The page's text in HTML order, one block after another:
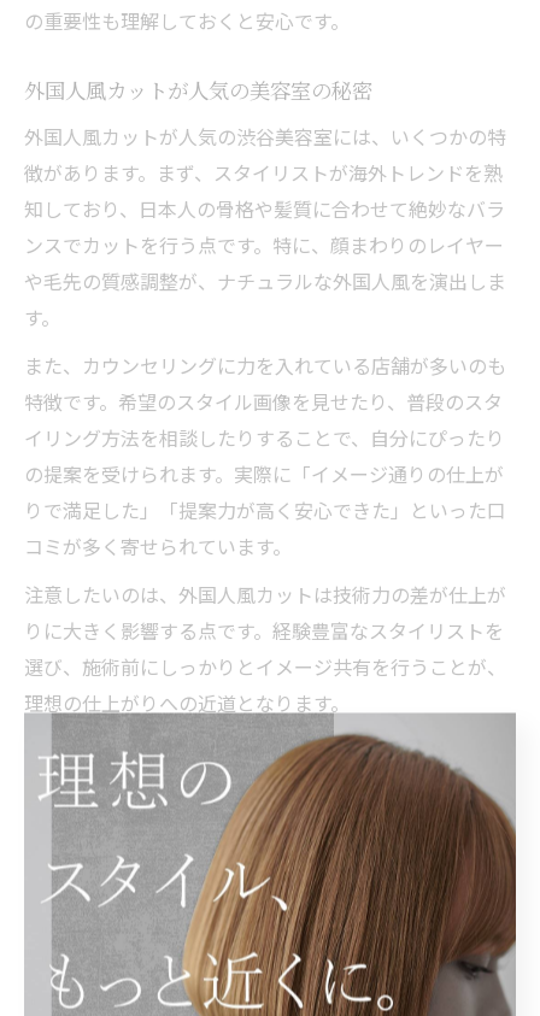
の重要性も理解しておくと安心です。
外国人風カットが人気の美容室の秘密
外国人風カットが人気の渋谷美容室には、いくつかの特
徴があります。まず、スタイリストが海外トレンドを熟
知しており、日本人の骨格や髪質に合わせて絶妙なバラ
ンスでカットを行う点です。特に、顔まわりのレイヤー
や毛先の質感調整が、ナチュラルな外国人風を演出しま
す。
また、カウンセリングに力を入れている店舗が多いのも
特徴です。希望のスタイル画像を見せたり、普段のスタ
イリング方法を相談したりすることで、自分にぴったり
の提案を受けられます。実際に「イメージ通りの仕上が
りで満足した」「提案力が高く安心できた」といった口
コミが多く寄せられています。
注意したいのは、外国人風カットは技術力の差が仕上が
りに大きく影響する点です。経験豊富なスタイリストを
選び、施術前にしっかりとイメージ共有を行うことが、
理想の仕上がりへの近道となります。
渋谷美容室で試したい海外風レイヤーカット
海外風レイヤーカットは、ふんわりとした動きや柔らか
さを演出できる人気のスタイルです。渋谷の美容室で
は、顔型や髪質に合わせて一人ひとりに最適なレイヤー
設計を提案してくれます。特に、前髪や顔周りにニュア
ンスを加えることで、外国人のような自然な抜け感を表
現できます。